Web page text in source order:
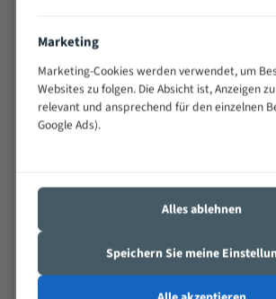
Positiver Spanwinkel
Bandkörper aus hochlegiertem Federstahl
Nichteisenmetalle
Marketing
Marketing-Cookies werden verwendet, um
Websites zu folgen. Die Absicht ist, Anzeigen
relevant und ansprechend für den einzelnen
Google Ads).
Alles ablehnen
Speichern Sie meine